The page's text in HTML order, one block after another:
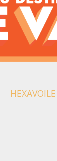
HEXAVOILE